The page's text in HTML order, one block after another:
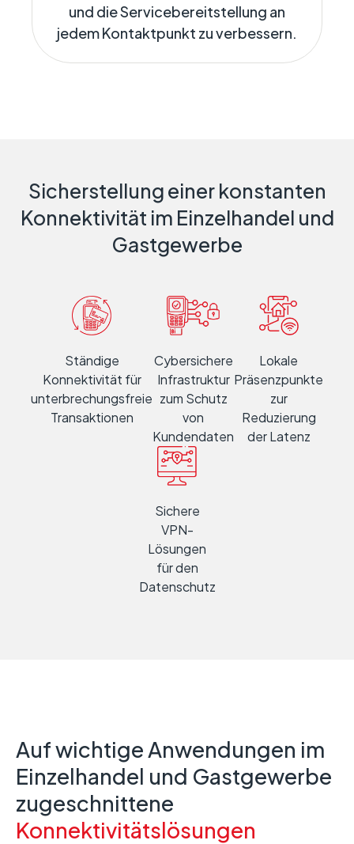
und die Servicebereitstellung an
jedem Kontaktpunkt zu verbessern.
Sicherstellung einer konstanten
Konnektivität im Einzelhandel und
Gastgewerbe
Ständige
Konnektivität für
unterbrechungsfreie
Transaktionen
Cybersichere
Infrastruktur
zum Schutz
von
Kundendaten
Lokale
Präsenzpunkte
zur
Reduzierung
der Latenz
Sichere
VPN-
Lösungen
für den
Datenschutz
Auf wichtige Anwendungen im
Einzelhandel und Gastgewerbe
zugeschnittene
Konnektivitätslösungen